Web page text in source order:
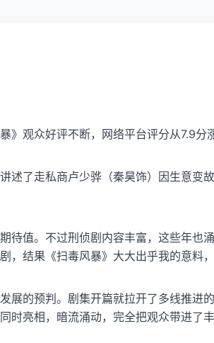
》观众好评不断，网络平台评分从7.9分
述了走私商卢少骅（秦昊饰）因生意
待值。不过刑侦剧内容丰富，这些年
，结果《扫毒风暴》大大出乎我的意料
展的预判。剧集开篇就拉开了多线推进
亮相，暗流涌动，完全把观众带进了丰